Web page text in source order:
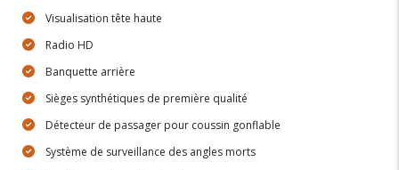
Visualisation tête haute
Radio HD
Banquette arrière
Sièges synthétiques de première qualité
Détecteur de passager pour coussin gonflable
Système de surveillance des angles morts